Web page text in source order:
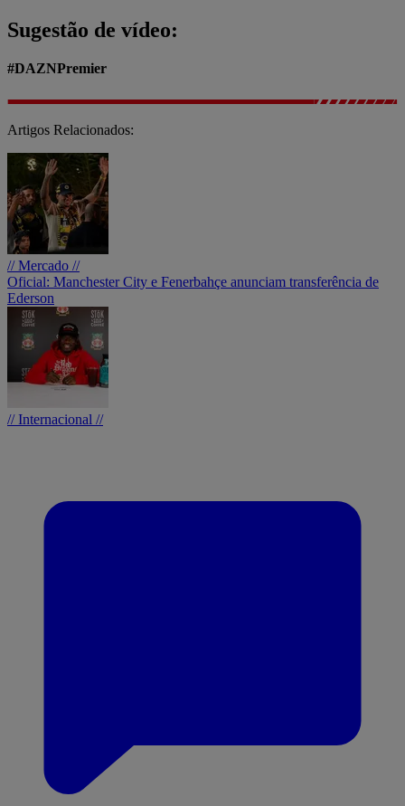
Sugestão de vídeo:
#DAZNPremier
Artigos Relacionados:
// Mercado //
Oficial: Manchester City e Fenerbahçe anunciam transferência de
Ederson
// Internacional //